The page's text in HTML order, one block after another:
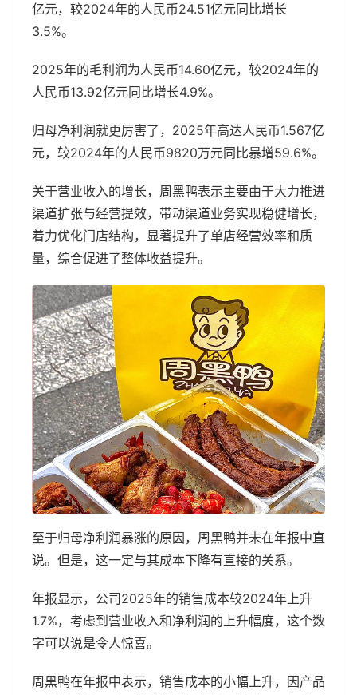
亿元，较2024年的人民币24.51亿元同比增长
3.5%。
2025年的毛利润为人民币14.60亿元，较2024年的
人民币13.92亿元同比增长4.9%。
归母净利润就更厉害了，2025年高达人民币1.567亿
元，较2024年的人民币9820万元同比暴增59.6%。
关于营业收入的增长，周黑鸭表示主要由于大力推进
渠道扩张与经营提效，带动渠道业务实现稳健增长，
着力优化门店结构，显著提升了单店经营效率和质
量，综合促进了整体收益提升。
至于归母净利润暴涨的原因，周黑鸭并未在年报中直
说。但是，这一定与其成本下降有直接的关系。
年报显示，公司2025年的销售成本较2024年上升
1.7%，考虑到营业收入和净利润的上升幅度，这个数
字可以说是令人惊喜。
周黑鸭在年报中表示，销售成本的小幅上升，因产品